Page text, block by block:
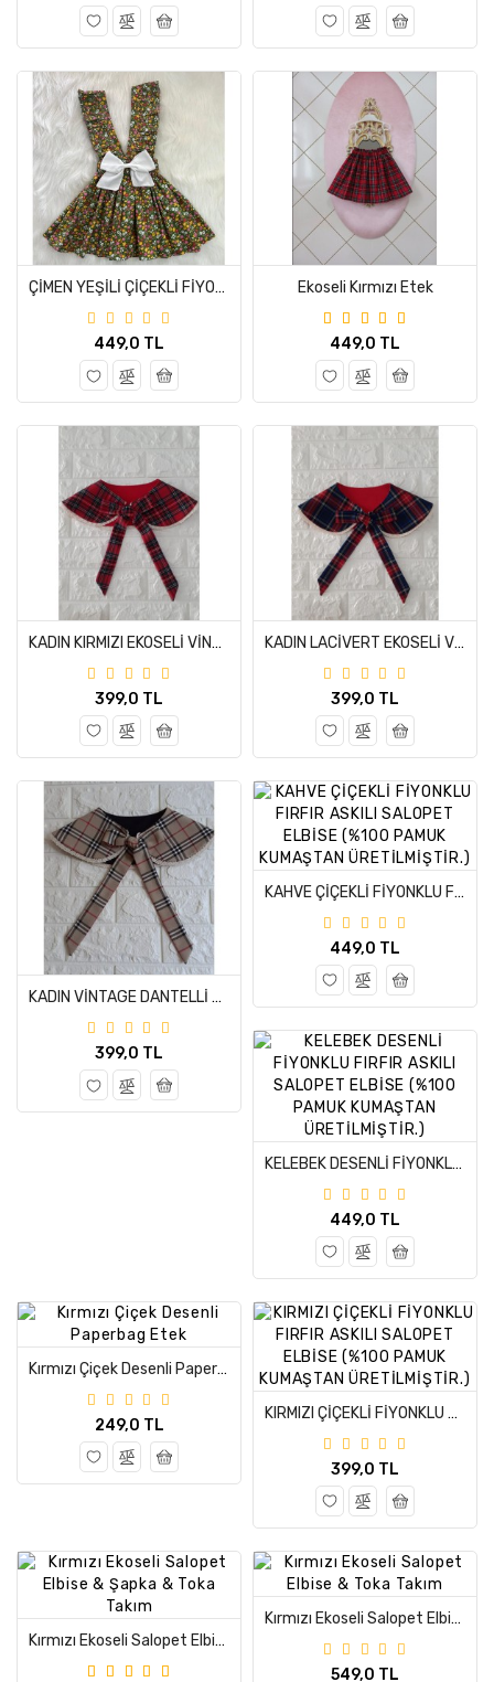
ÇİMEN YEŞİLİ ÇİÇEKLİ FİYONKLU FIRFIR ASKILI SALOPET ELBİSE (%100 PAMUK KUMAŞTAN ÜRETİLMİŞTİR.)
449,0 TL
Ekoseli Kırmızı Etek
449,0 TL
KADIN KIRMIZI EKOSELİ VİNTAGE YAKALIK
399,0 TL
KADIN LACİVERT EKOSELİ VİNTAGE YAKALIK
399,0 TL
KADIN VİNTAGE DANTELLİ BURBERRY DESEN EKOSE YAKALIK
399,0 TL
KAHVE ÇİÇEKLİ FİYONKLU FIRFIR ASKILI SALOPET ELBİSE (%100 PAMUK KUMAŞTAN ÜRETİLMİŞTİR.)
449,0 TL
KELEBEK DESENLİ FİYONKLU FIRFIR ASKILI SALOPET ELBİSE (%100 PAMUK KUMAŞTAN ÜRETİLMİŞTİR.)
449,0 TL
Kırmızı Çiçek Desenli Paperbag Etek
249,0 TL
KIRMIZI ÇİÇEKLİ FİYONKLU FIRFIR ASKILI SALOPET ELBİSE (%100 PAMUK KUMAŞTAN ÜRETİLMİŞTİR.)
399,0 TL
Kırmızı Ekoseli Salopet Elbise & Şapka & Toka Takım
Kırmızı Ekoseli Salopet Elbise & Toka Takım
549,0 TL